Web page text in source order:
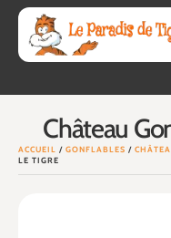
Château
ACCUEIL / GONFLABLES /
LE TIGRE